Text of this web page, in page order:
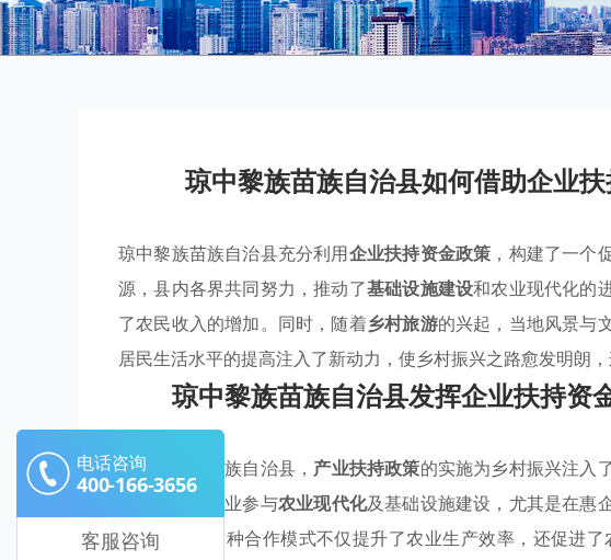
琼中黎族苗族自治县如何借助企业
琼中黎族苗族自治县充分利用企业扶持资金政策 ，构建了一个
源，县内各界共同努力，推动了基础设施建设和农业现代化的
了农民收入的增加。同时，随着乡村旅游的兴起，当地风景与
居民生活水平的提高注入了新动力，使乡村振兴之路愈发明朗
琼中黎族苗族自治县发挥企业扶持资
在琼中黎族苗族自治县， 产业扶持政策的实施为乡村振兴注入
资源，鼓励企业参与农业现代化及基础设施建设，尤其是在惠
各个层面。这种合作模式不仅提升了农业生产效率，还促进了
电话咨询
400-166-3656
客服咨询